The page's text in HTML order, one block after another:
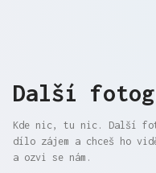
Další
Kde nic, tu nic. Další
dílo zájem a chceš ho
a ozvi se nám.